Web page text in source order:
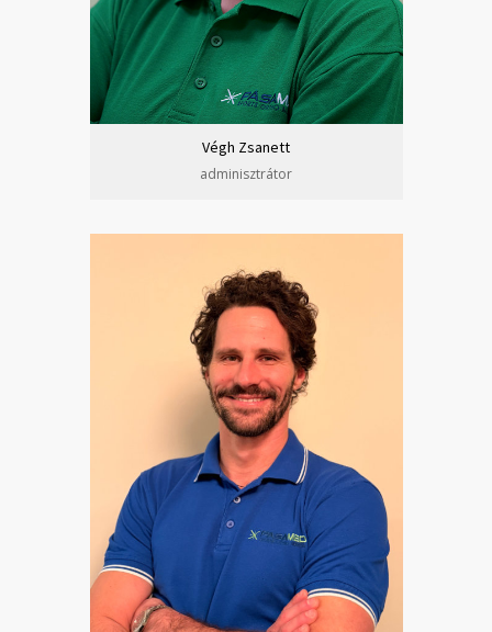
Végh Zsanett
adminisztrátor